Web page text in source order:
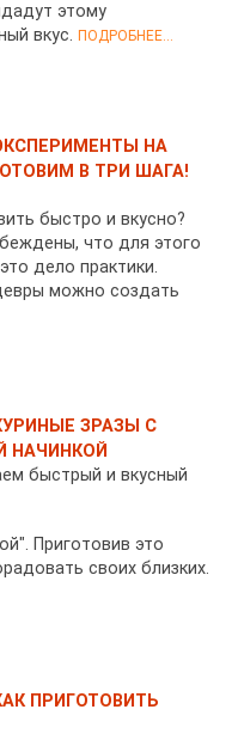
этому
вкус.ПОДРОБНЕЕ...
НА
В ТРИ ШАГА!
быстро и вкусно?
что для этого
дело практики.
можно создать
ЗРАЗЫ С
НАЧИНКОЙ
быстрый и вкусный
Приготовив это
своих близких.
ПРИГОТОВИТЬ